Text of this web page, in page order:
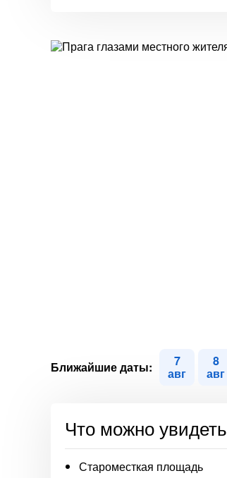
Ближайшие даты: 7
авг
8
авг
Что можно увидеть
Староместкая площадь